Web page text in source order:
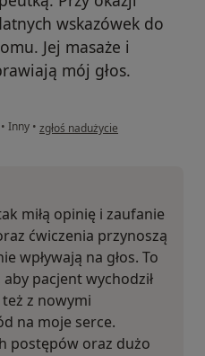
wskazówek do
Jej masaże i
mój głos.
• Inny • w opinii użytkownika M
zgłoś nadużycie
miłą opinię i zaufanie
ćwiczenia przynoszą
wpływają na głos. To
pacjent wychodził
z nowymi
na moje serce.
postępów oraz dużo